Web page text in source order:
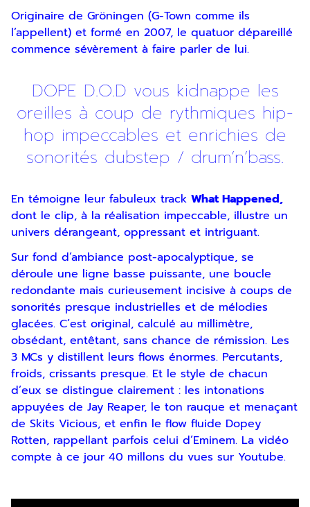
Originaire de Gröningen (G-Town comme ils
l’appellent) et formé en 2007, le quatuor dépareillé
commence sévèrement à faire parler de lui.
DOPE D.O.D vous kidnappe les
oreilles à coup de rythmiques hip-
hop impeccables et enrichies de
sonorités dubstep / drum’n’bass.
En témoigne leur fabuleux track What Happened,
dont le clip, à la réalisation impeccable, illustre un
univers dérangeant, oppressant et intriguant.
Sur fond d’ambiance post-apocalyptique, se
déroule une ligne basse puissante, une boucle
redondante mais curieusement incisive à coups de
sonorités presque industrielles et de mélodies
glacées. C’est original, calculé au millimètre,
obsédant, entêtant, sans chance de rémission. Les
3 MCs y distillent leurs flows énormes. Percutants,
froids, crissants presque. Et le style de chacun
d’eux se distingue clairement : les intonations
appuyées de Jay Reaper, le ton rauque et menaçant
de Skits Vicious, et enfin le flow fluide Dopey
Rotten, rappellant parfois celui d’Eminem. La vidéo
compte à ce jour 40 millons du vues sur Youtube.